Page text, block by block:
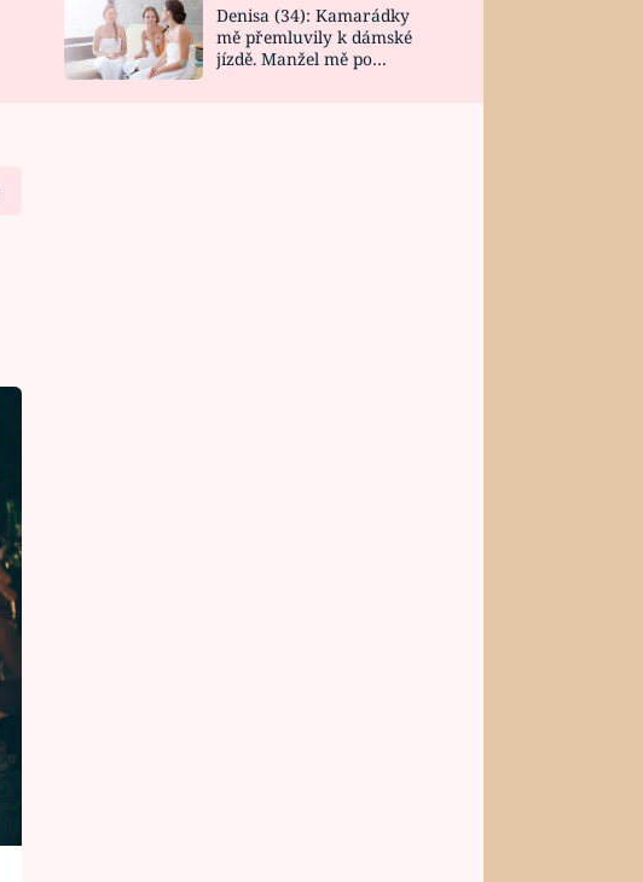
DESIGN
Denisa (34): Kamarádky
mě přemluvily k dámské
jízdě. Manžel mě po